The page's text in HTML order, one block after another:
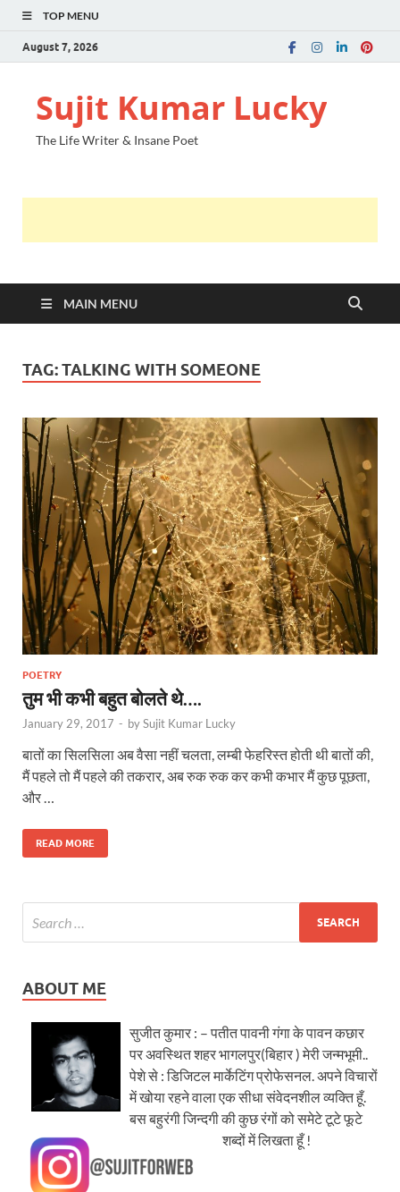
TOP MENU
August 7, 2026
Sujit Kumar Lucky
The Life Writer & Insane Poet
MAIN MENU
TAG:TALKING WITH SOMEONE
POETRY
तुम भी कभी बहुत बोलते थे….
January 29, 2017 - bySujit Kumar Lucky
बातों का सिलसिला अब वैसा नहीं चलता, लम्बी फेहरिस्त होती थी बातों की,
मैं पहले तो मैं पहले की तकरार, अब रुक रुक कर कभी कभार मैं कुछ पूछता,
और …
READ MORE
ABOUT ME
सुजीत कुमार : – पतीत पावनी गंगा के पावन कछार
पर अवस्थित शहर भागलपुर(बिहार ) मेरी जन्मभूमी..
पेशे से : डिजिटल मार्केटिंग प्रोफेसनल. अपने विचारों
में खोया रहने वाला एक सीधा संवेदनशील व्यक्ति हूँ.
बस बहुरंगी जिन्दगी की कुछ रंगों को समेटे टूटे फूटे
शब्दों में लिखता हूँ !